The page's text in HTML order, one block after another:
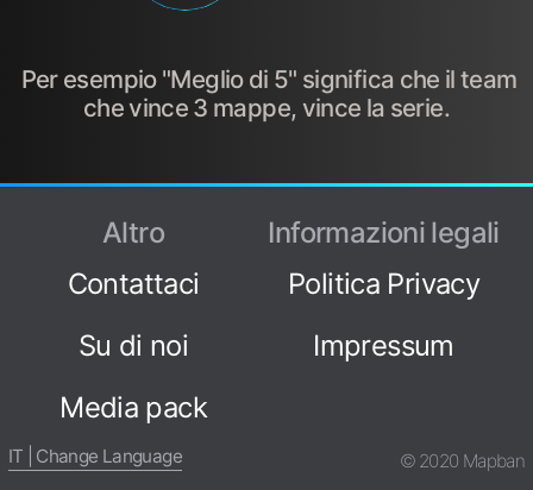
Per esempio "Meglio di 5" significa che il team
che vince 3 mappe, vince la serie.
Altro
Contattaci
Su di noi
Media pack
Informazioni legali
Politica Privacy
Impressum
IT | Change Language © 2020 Mapban